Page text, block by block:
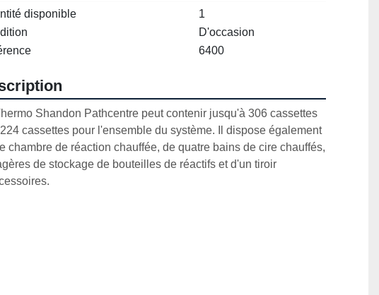
disponible
1
D'occasion
6400
Shandon Pathcentre peut contenir jusqu'à 306 cassettes
cassettes pour l'ensemble du système. Il dispose également
chambre de réaction chauffée, de quatre bains de cire chauffés,
de stockage de bouteilles de réactifs et d'un tiroir